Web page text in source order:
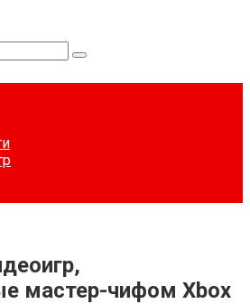
мастер-чифом Xbox